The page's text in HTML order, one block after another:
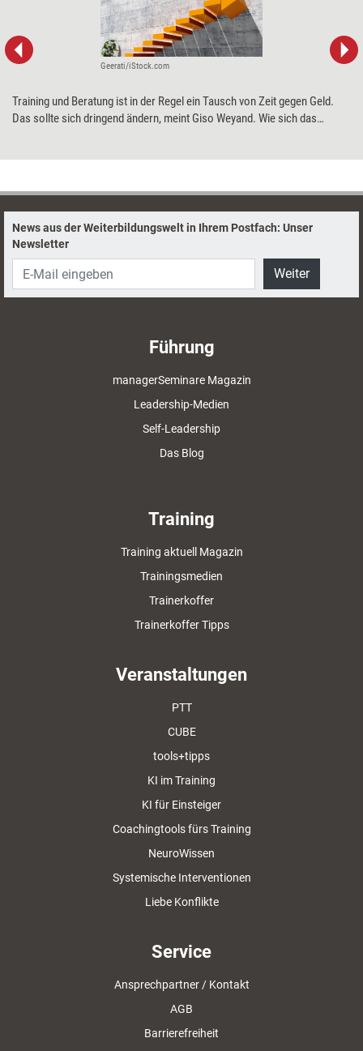
Geerati/iStock.com
Training und Beratung ist in der Regel ein Tausch von Zeit gegen Geld.
Das sollte sich dringend ändern, meint Giso Weyand. Wie sich das
News aus der Weiterbildungswelt in Ihrem Postfach: Unser
Newsletter
Weiter
Führung
managerSeminare Magazin
Leadership-Medien
Self-Leadership
Das Blog
Training
Training aktuell Magazin
Trainingsmedien
Trainerkoffer
Trainerkoffer Tipps
Veranstaltungen
PTT
CUBE
tools+tipps
KI im Training
KI für Einsteiger
Coachingtools fürs Training
NeuroWissen
Systemische Interventionen
Liebe Konflikte
Service
Ansprechpartner / Kontakt
AGB
Barrierefreiheit